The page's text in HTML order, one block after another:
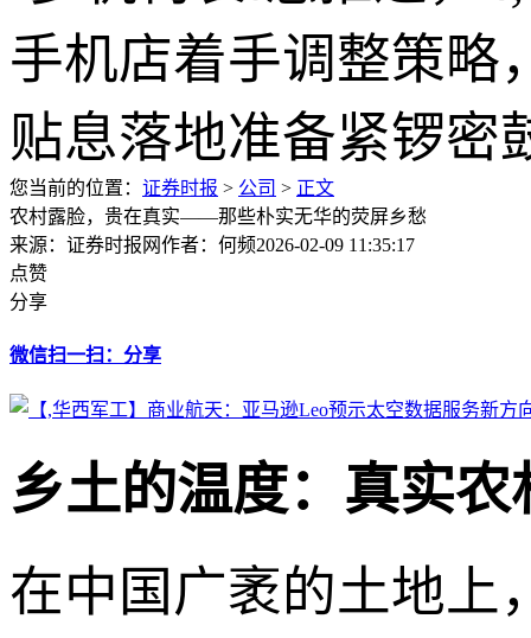
您当前的位置： 证券时报 > 公司 > 正文
农村露脸，贵在真实——那些朴实无华的荧屏乡愁
来源：证券时报网作者：何频2026-02-09 11:35:17
点赞
分享
微信扫一扫：分享
乡土的温度：真实
在中国广袤的土地上